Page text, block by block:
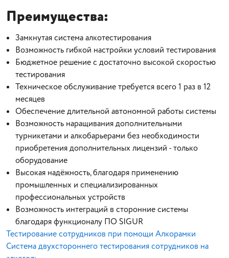
Преимущества:
Замкнутая система алкотестирования
Возможность гибкой настройки условий тестирования
Бюджетное решение с достаточно высокой скоростью
тестирования
Техническое обслуживание требуется всего 1 раз в 12
месяцев
Обеспечение длительной автономной работы системы
Возможность наращивания дополнительными
турникетами и алкобарьерами без необходимости
приобретения дополнительных лицензий - только
оборудование
Высокая надёжность, благодаря применению
промышленных и специализированных
профессиональных устройств
Возможность интеграций в сторонние системы
благодаря функционалу ПО SIGUR
Тестирование сотрудников при помощи Алкорамки
Система двухстороннего тестирования сотрудников на